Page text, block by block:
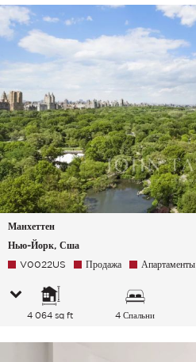
Манхеттен
Нью-Йорк, Сша
V0022US Продажа Апартаменты
4 064 sq ft 4 Спальни